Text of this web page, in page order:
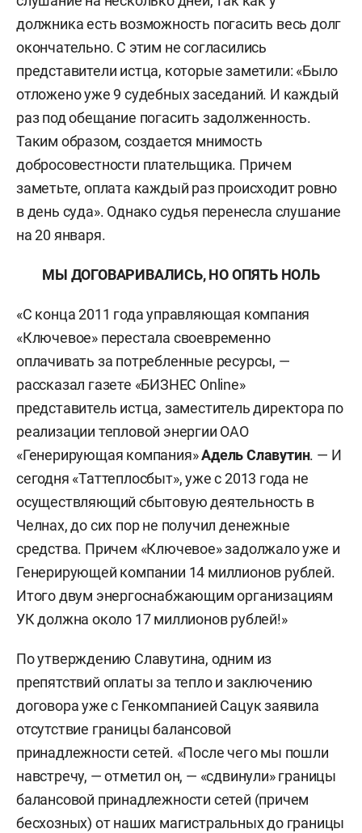
должника есть возможность погасить весь долг
окончательно. С этим не согласились
представители истца, которые заметили: «Было
отложено уже 9 судебных заседаний. И каждый
раз под обещание погасить задолженность.
Таким образом, создается мнимость
добросовестности плательщика. Причем
заметьте, оплата каждый раз происходит ровно
в день суда». Однако судья перенесла слушание
на 20 января.
МЫ ДОГОВАРИВАЛИСЬ, НО ОПЯТЬ НОЛЬ
«С конца 2011 года управляющая компания
«Ключевое» перестала своевременно
оплачивать за потребленные ресурсы, —
рассказал газете «БИЗНЕС Online»
представитель истца, заместитель директора по
реализации тепловой энергии ОАО
«Генерирующая компания»Адель Славутин. — И
сегодня «Таттеплосбыт», уже с 2013 года не
осуществляющий сбытовую деятельность в
Челнах, до сих пор не получил денежные
средства. Причем «Ключевое» задолжало уже и
Генерирующей компании 14 миллионов рублей.
Итого двум энергоснабжающим организациям
УК должна около 17 миллионов рублей!»
По утверждению Славутина, одним из
препятствий оплаты за тепло и заключению
договора уже с Генкомпанией Сацук заявила
отсутствие границы балансовой
принадлежности сетей. «После чего мы пошли
навстречу, — отметил он, — «сдвинули» границы
балансовой принадлежности сетей (причем
бесхозных) от наших магистральных до границы